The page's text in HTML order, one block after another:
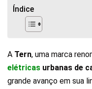
Índice
A Tern, uma marca
elétricas urbanas de
grande avanço em sua